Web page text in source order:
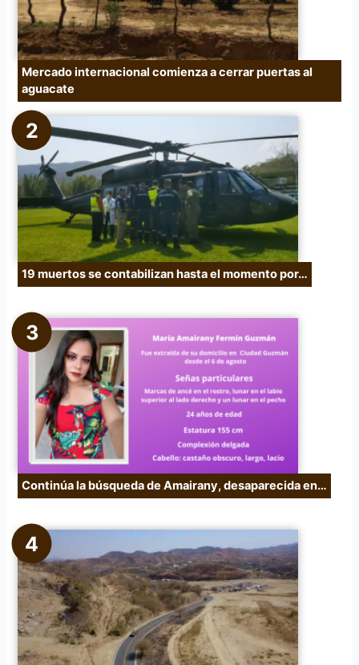
Mercado internacional comienza a cerrar puertas al
aguacate
19 muertos se contabilizan hasta el momento por…
Continúa la búsqueda de Amairany, desaparecida en…